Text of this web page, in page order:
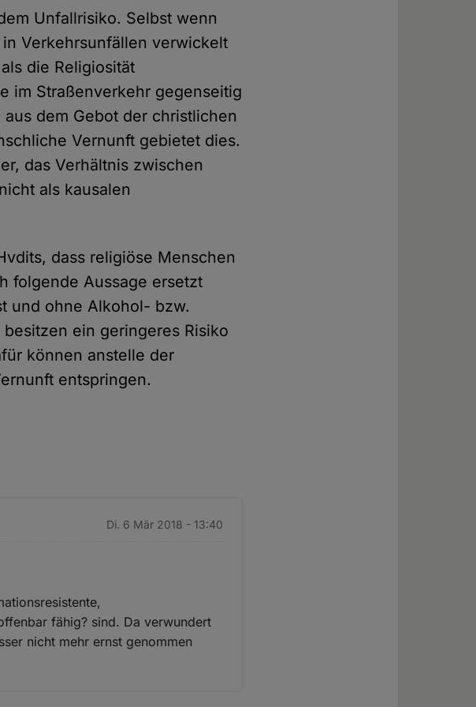
Unfallrisiko. Selbst wenn
Verkehrsunfällen verwickelt
die Religiosität
im Straßenverkehr gegenseitig
dem Gebot der christlichen
Vernunft gebietet dies.
das Verhältnis zwischen
als kausalen
dass religiöse Menschen
folgende Aussage ersetzt
und ohne Alkohol- bzw.
ein geringeres Risiko
können anstelle der
entspringen.
Di. 6 Mär 2018 - 13:40
fähig? sind. Da verwundert
nicht mehr ernst genommen